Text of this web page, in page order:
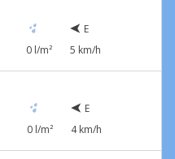
0 l/m²
E
5 km/h
0 l/m²
E
4 km/h